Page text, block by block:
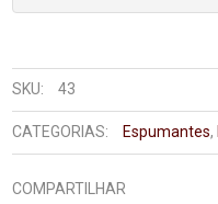
SKU: 43
CATEGORIAS: Espumantes,
COMPARTILHAR